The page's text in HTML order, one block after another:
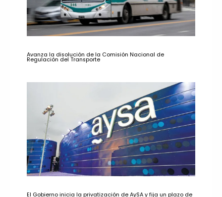
Avanza la disolución de la Comisión Nacional de
Regulación del Transporte
El Gobierno inicia la privatización de AySA y fija un plazo de